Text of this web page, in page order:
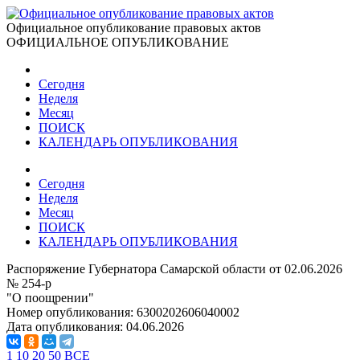
Официальное опубликование правовых актов
ОФИЦИАЛЬНОЕ ОПУБЛИКОВАНИЕ
Сегодня
Неделя
Месяц
ПОИСК
КАЛЕНДАРЬ ОПУБЛИКОВАНИЯ
Сегодня
Неделя
Месяц
ПОИСК
КАЛЕНДАРЬ ОПУБЛИКОВАНИЯ
Распоряжение Губернатора Самарской области от 02.06.2026
№ 254-р
"О поощрении"
Номер опубликования: 6300202606040002
Дата опубликования: 04.06.2026
1 10 20 50 ВСЕ